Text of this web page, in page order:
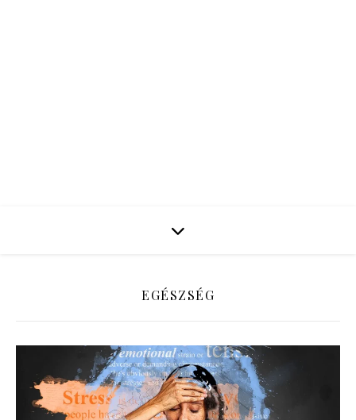
EGÉSZSÉG